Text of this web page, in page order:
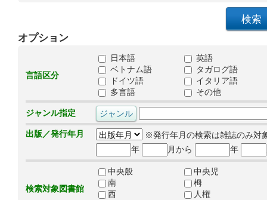
オプション
言語区分
日本語
英語
ベトナム語
タガログ語
ドイツ語
イタリア語
多言語
その他
ジャンル指定
出版／発行年月
※発行年月の検索は雑誌のみ対
年
月から 年
検索対象図書館
中央般
中央児
南
栂
西
人権